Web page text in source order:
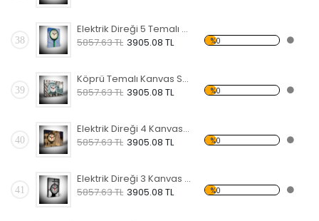
38
Elektrik Direği 5 Temalı Kanvas Saat
5857.63 TL 3905.08 TL %0
39
Köprü Temalı Kanvas Saat
5857.63 TL 3905.08 TL %0
40
Elektrik Direği 4 Kanvas Saat
5857.63 TL 3905.08 TL %0
41
Elektrik Direği 3 Kanvas Saat
5857.63 TL 3905.08 TL %0